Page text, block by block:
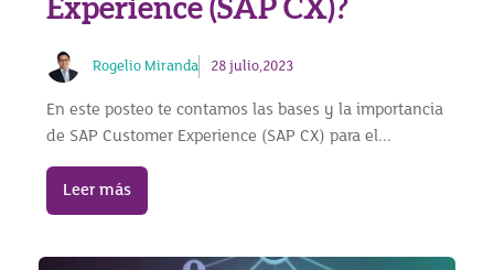
Experience (SAP CX)?
Rogelio Miranda 28 julio,2023
En este posteo te contamos las bases y la importancia
de SAP Customer Experience (SAP CX) para el...
Leer más